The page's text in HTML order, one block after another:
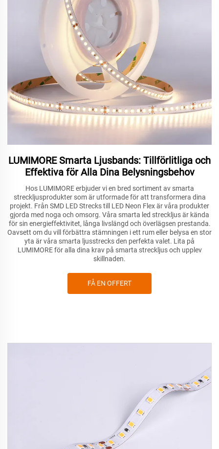
LUMIMORE Smarta Ljusbands: Tillförlitliga och
Effektiva för Alla Dina Belysningsbehov
Hos LUMIMORE erbjuder vi en bred sortiment av smarta
streckljusprodukter som är utformade för att transformera dina
projekt. Från SMD LED Strecks till LED Neon Flex är våra produkter
gjorda med noga och omsorg. Våra smarta led streckljus är kända
för sin energieffektivitet, långa livslängd och överlägsen prestanda.
Oavsett om du vill förbättra stämningen i ett rum eller belysa en stor
yta är våra smarta ljusstrecks den perfekta valet. Lita på
LUMIMORE för alla dina krav på smarta streckljus och upplev
skillnaden.
FÅ EN OFFERT